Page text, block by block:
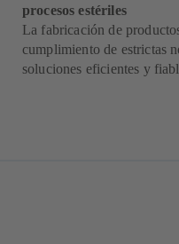
procesos estériles
La fabricación de
cumplimiento de estrictas
soluciones eficientes y